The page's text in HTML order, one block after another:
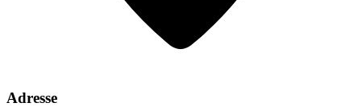
Adresse